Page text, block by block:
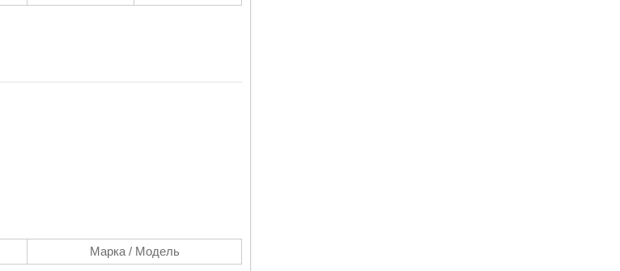
Марка / Модель